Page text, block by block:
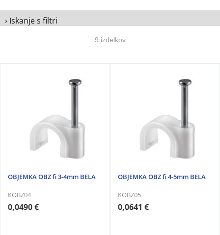
› Iskanje s filtri
9 izdelkov
OBJEMKA OBZ fi 3-4mm BELA
KOBZ04
0,0490 €
OBJEMKA OBZ fi 4-5mm BELA
KOBZ05
0,0641 €